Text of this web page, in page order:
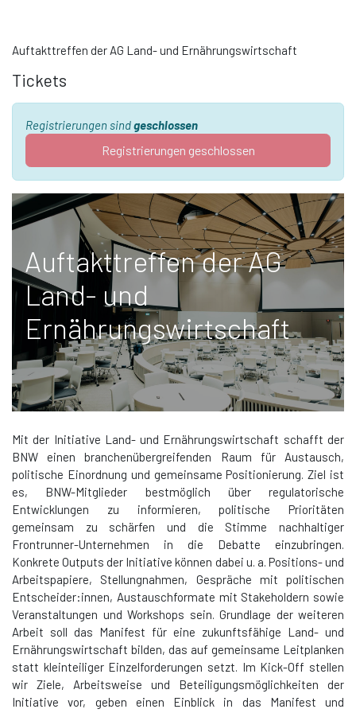
Auftakttreffen der AG Land- und Ernährungswirtschaft
Tickets
Registrierungen sindgeschlossen
Registrierungen geschlossen
Auftakttreffen der AG
Land- und
Ernährungswirtschaft
Mit der Initiative Land- und Ernährungswirtschaft schafft der
BNW einen branchenübergreifenden Raum für Austausch,
politische Einordnung und gemeinsame Positionierung. Ziel ist
es, BNW-Mitglieder bestmöglich über regulatorische
Entwicklungen zu informieren, politische Prioritäten
gemeinsam zu schärfen und die Stimme nachhaltiger
Frontrunner-Unternehmen in die Debatte einzubringen.
Konkrete Outputs der Initiative können dabei u. a. Positions- und
Arbeitspapiere, Stellungnahmen, Gespräche mit politischen
Entscheider:innen, Austauschformate mit Stakeholdern sowie
Veranstaltungen und Workshops sein. Grundlage der weiteren
Arbeit soll das Manifest für eine zukunftsfähige Land- und
Ernährungswirtschaft bilden, das auf gemeinsame Leitplanken
statt kleinteiliger Einzelforderungen setzt. Im Kick-Off stellen
wir Ziele, Arbeitsweise und Beteiligungsmöglichkeiten der
Initiative vor, geben einen Einblick in das Manifest und